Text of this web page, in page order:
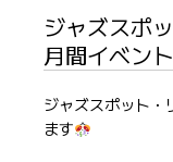
ジャズスポ
月間イベント
ジャズスポット
ます